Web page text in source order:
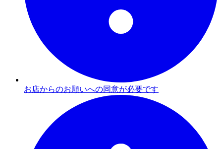
お店からのお願いへの同意が必要です